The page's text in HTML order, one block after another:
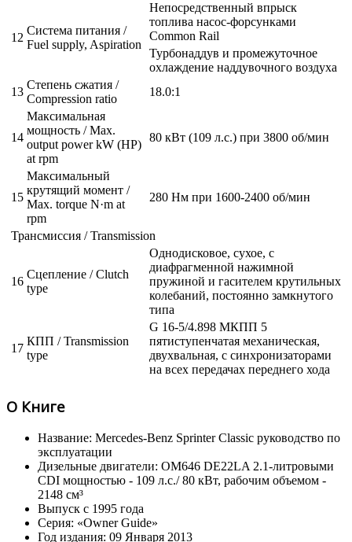
12
Система питания /
Fuel supply, Aspiration
Непосредственный впрыск
топлива насос-форсунками
Common Rail
Турбонаддув и промежуточное
охлаждение наддувочного воздуха
13
Степень сжатия /
Compression ratio
18.0:1
14
Максимальная
мощность / Max.
output power kW (HP)
at rpm
80 кВт (109 л.с.) при 3800 об/мин
15
Максимальный
крутящий момент /
Max. torque N·m at
rpm
280 Нм при 1600-2400 об/мин
Трансмиссия / Transmission
16
Сцепление / Clutch
type
Однодисковое, сухое, с
диафрагменной нажимной
пружиной и гасителем крутильных
колебаний, постоянно замкнутого
типа
17
КПП / Transmission
type
G 16-5/4.898 МКПП 5
пятиступенчатая механическая,
двухвальная, с синхронизаторами
на всех передачах переднего хода
О Книге
Название: Mercedes-Benz Sprinter Classic руководство по
эксплуатации
Дизельные двигатели: OM646 DE22LA 2.1-литровыми
CDI мощностью - 109 л.с./ 80 кВт, рабочим объемом -
2148 см³
Выпуск с 1995 года
Серия: «Owner Guide»
Год издания: 09 Января 2013